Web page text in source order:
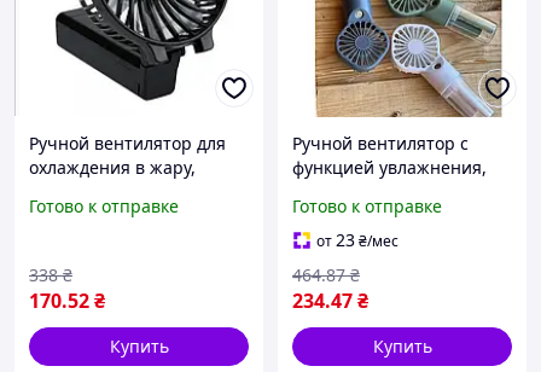
Ручной вентилятор для
охлаждения в жару,
со съемным
витродув 5819347
Готово к отправке
170.52₴
338 ₴
Купить
Ручной вентилятор с
функцией увлажнения,
для путешествий и
офиса, Компактный
ободчик 8410293
Готово к отправке
от23₴/мес
234.47₴
464.87 ₴
Купить